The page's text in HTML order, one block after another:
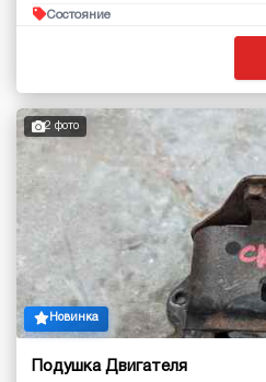
Состояние
2 фото
Новинка
Подушка Двигателя